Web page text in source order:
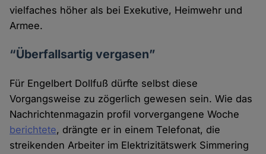
vielfaches höher als bei Exekutive, Heimwehr und
Armee.
“Überfallsartig vergasen”
Für Engelbert Dollfuß dürfte selbst diese
Vorgangsweise zu zögerlich gewesen sein. Wie das
Nachrichtenmagazin profil vorvergangene Woche
berichtete, drängte er in einem Telefonat, die
streikenden Arbeiter im Elektrizitätswerk Simmering